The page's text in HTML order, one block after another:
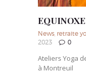
News retraite
2023
0
Ateliers Yoga
à Montreuil